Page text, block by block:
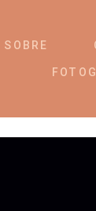
SOBRE